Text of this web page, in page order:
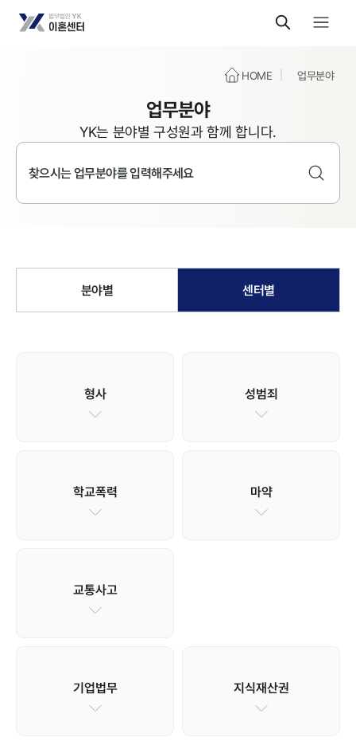
HOME 업무분야
업무분야
YK는 분야별 구성원과 함께 합니다.
분야별 센터별
형사 성범죄
학교폭력 마약
교통사고
기업법무 지식재산권